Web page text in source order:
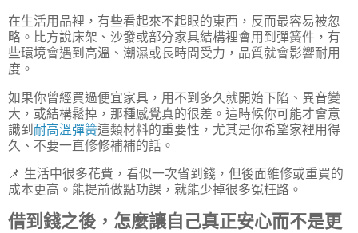
在生活用品裡，有些看起來不起眼的東西，反而最容易被忽
略。比方說床架、沙發或部分家具結構裡會用到彈簧件，有
些環境會遇到高溫、潮濕或長時間受力，品質就會影響耐用
度。
如果你曾經買過便宜家具，用不到多久就開始下陷、異音變
大，或結構鬆掉，那種感覺真的很差。這時候你可能才會意
識到 耐高溫彈簧這類材料的重要性，尤其是你希望家裡用得
久、不要一直修修補補的話。
📌 生活中很多花費，看似一次省到錢，但後面維修或重買的
成本更高。能提前做點功課，就能少掉很多冤枉路。
借到錢之後，怎麼讓自己真正安心而不是更